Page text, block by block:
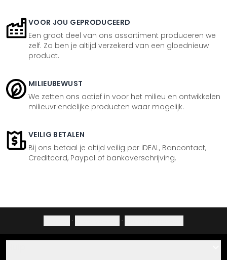
VOOR JOU GEPRODUCEERD
Een groot deel van ons assortiment produceren we
zelf. Zo ben je altijd verzekerd van een gloednieuw
product.
MILIEUBEWUST
We zetten ons actief in voor het milieu en ontwikkelen
milieuvriendelijke producten waar mogelijk.
VEILIG BETALEN
Bij ons betaal je altijd veilig per iDEAL, Bancontact,
Creditcard, Paypal of bankoverschrijving.
· ·